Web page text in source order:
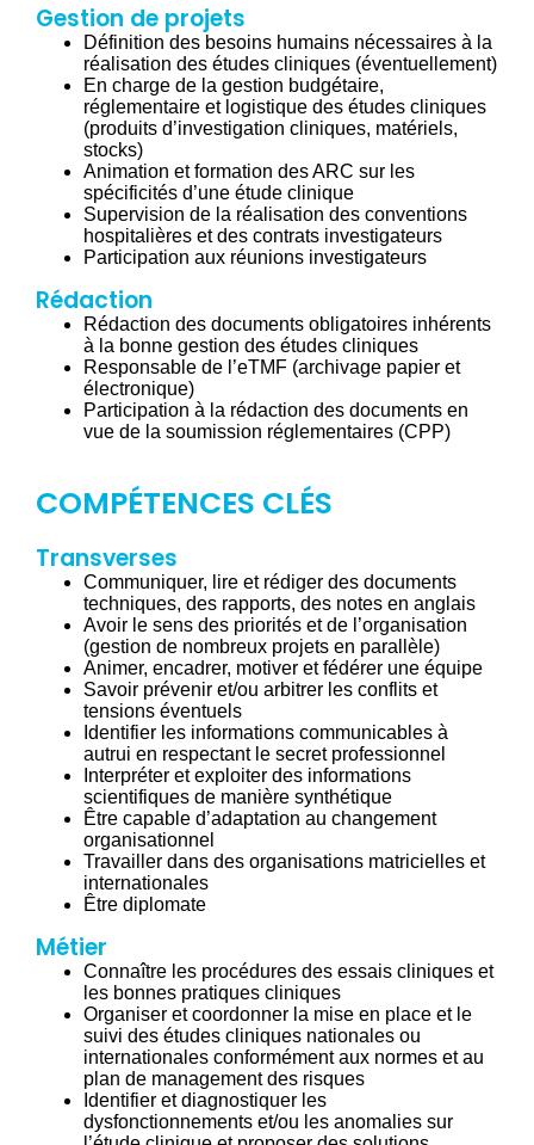
Gestion de projets
Définition des besoins humains nécessaires à la
réalisation des études cliniques (éventuellement)
En charge de la gestion budgétaire,
réglementaire et logistique des études cliniques
(produits d’investigation cliniques, matériels,
stocks)
Animation et formation des ARC sur les
spécificités d’une étude clinique
Supervision de la réalisation des conventions
hospitalières et des contrats investigateurs
Participation aux réunions investigateurs
Rédaction
Rédaction des documents obligatoires inhérents
à la bonne gestion des études cliniques
Responsable de l’eTMF (archivage papier et
électronique)
Participation à la rédaction des documents en
vue de la soumission réglementaires (CPP)
COMPÉTENCES CLÉS
Transverses
Communiquer, lire et rédiger des documents
techniques, des rapports, des notes en anglais
Avoir le sens des priorités et de l’organisation
(gestion de nombreux projets en parallèle)
Animer, encadrer, motiver et fédérer une équipe
Savoir prévenir et/ou arbitrer les conflits et
tensions éventuels
Identifier les informations communicables à
autrui en respectant le secret professionnel
Interpréter et exploiter des informations
scientifiques de manière synthétique
Être capable d’adaptation au changement
organisationnel
Travailler dans des organisations matricielles et
internationales
Être diplomate
Métier
Connaître les procédures des essais cliniques et
les bonnes pratiques cliniques
Organiser et coordonner la mise en place et le
suivi des études cliniques nationales ou
internationales conformément aux normes et au
plan de management des risques
Identifier et diagnostiquer les
dysfonctionnements et/ou les anomalies sur